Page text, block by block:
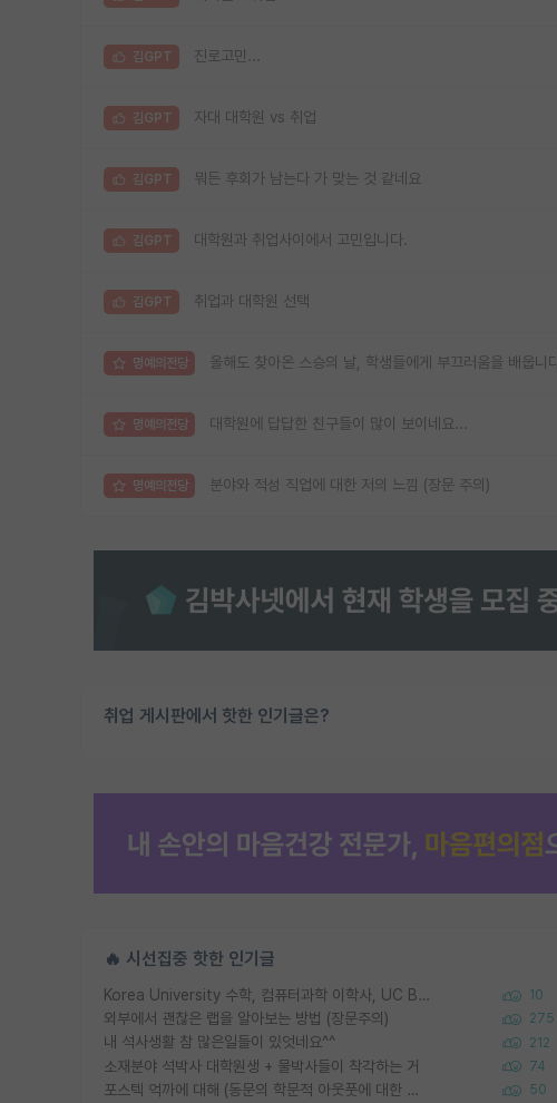
김GPT 진로고민...
김GPT 자대 대학원 vs 취업
김GPT 뭐든 후회가 남는다 가 맞는 것 같네요
김GPT 대학원과 취업사이에서 고민입니다.
김GPT 취업과 대학원 선택
명예의전당 올해도 찾아온 스승의 날, 학생들에게 부끄러움을 배웁니다
명예의전당 대학원에 답답한 친구들이 많이 보이네요...
명예의전당 분야와 적성 직업에 대한 저의 느낌 (장문 주의)
취업 게시판에서 핫한 인기글은?
🔥 시선집중 핫한 인기글
Korea University 수학, 컴퓨터과학 이학사, UC Berkeley 산업공학 대학원 공학박사가 되는 것은 쉽지 않겠죠? 10
외부에서 괜찮은 랩을 알아보는 방법 (장문주의) 275
내 석사생활 참 많은일들이 있엇네요^^ 212
소재분야 석박사 대학원생 + 물박사들이 착각하는 거 74
포스텍 억까에 대해 (동문의 학문적 아웃풋에 대한 반박) 50